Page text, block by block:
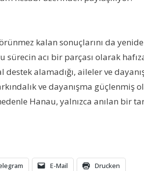
kalan sonuçlarını da
sürecin acı bir parçası olarak
alamadığı, aileler ve
ve dayanışma
Hanau, yalnızca anılan
E-Mail Drucken